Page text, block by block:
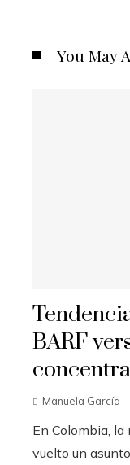
You May
BARF
Manuela García
En Colombia,
vuelto un